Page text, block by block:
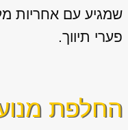
שמגיע עם אחריות
פערי תיווך.
החלפת